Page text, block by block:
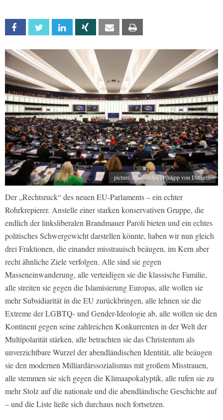
Facebook Twitter Linkedin Xing Email
picture alliance/dpa | Philipp von Ditfurth
Der „Rechtsruck“ des neuen EU-Parlaments – ein echter
Rohrkrepierer. Anstelle einer starken konservativen Gruppe, die
endlich der linksliberalen Brandmauer Paroli bieten und ein echtes
politisches Schwergewicht darstellen könnte, haben wir nun gleich
drei Fraktionen, die einander misstrauisch beäugen, im Kern aber
recht ähnliche Ziele verfolgen. Alle sind sie gegen
Masseneinwanderung, alle verteidigen sie die klassische Familie,
alle streiten sie gegen die Islamisierung Europas, alle wollen sie
mehr Subsidiarität in die EU zurückbringen, alle lehnen sie die
Extreme der LGBTQ- und Gender-Ideologie ab, alle wollen sie den
Kontinent gegen seine zahlreichen Konkurrenten in der Welt der
Multipolarität stärken, alle betrachten sie das Christentum als
unverzichtbare Wurzel der abendländischen Identität, alle beäugen
sie den modernen Milliardärssozialismus mit großem Misstrauen,
alle stemmen sie sich gegen die Klimaapokalyptik, alle rufen sie zu
mehr Stolz auf die nationale und die abendländische Geschichte auf
– und die Liste ließe sich durchaus noch fortsetzen.